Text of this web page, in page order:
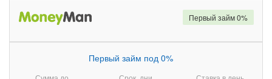
Первый займ под 0%
Первый займ 0%